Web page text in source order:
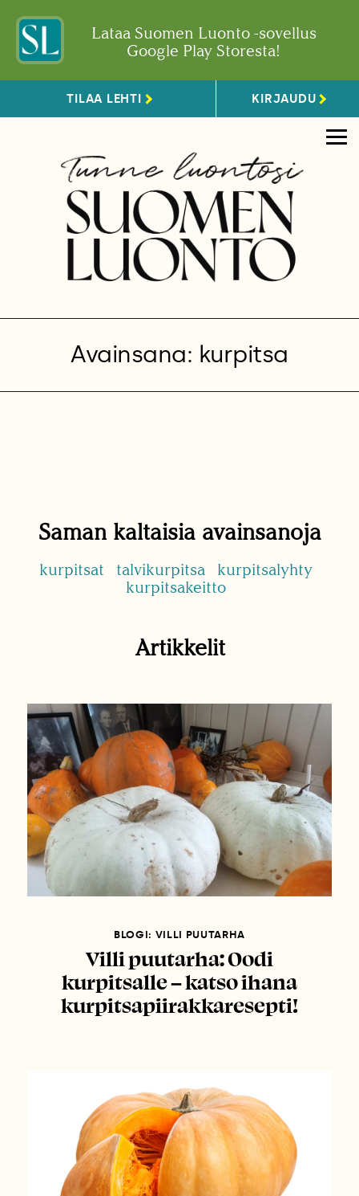
Lataa Suomen Luonto -sovellus
Google Play Storesta!
TILAA LEHTI KIRJAUDU
Avainsana: kurpitsa
Saman kaltaisia avainsanoja
kurpitsat talvikurpitsa
kurpitsalyhty
kurpitsakeitto
Artikkelit
BLOGI: VILLI PUUTARHA
Villi puutarha: Oodi
kurpitsalle – katso ihana
kurpitsapiirakkaresepti!